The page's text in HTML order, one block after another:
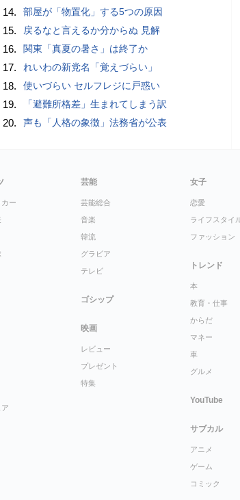
14. 部屋が「物置化」する5つの原因
15. 戻るなと言えるか分からぬ 見解
16. 関東「真夏の暑さ」は終了か
17. れいわの新党名「覚えづらい」
18. 使いづらい セルフレジに戸惑い
19. 「避難所格差」生まれてしまう訳
20. 声も「人格の象徴」法務省が公表
ー
芸能
芸能総合
音楽
韓流
グラビア
テレビ
ゴシップ
映画
レビュー
プレゼント
特集
女子
恋愛
ライフスタイ
ファッション
トレンド
本
教育・仕事
からだ
マネー
車
グルメ
YouTube
サブカル
アニメ
ゲーム
コミック